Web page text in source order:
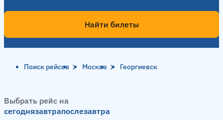
Найти билеты
Поиск рейсов Москва Георгиевск
Выбрать рейс на
сегоднязавтрапослезавтра